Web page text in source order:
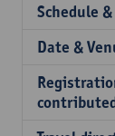
Schedule
Date &